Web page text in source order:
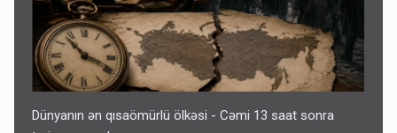
Dünyanın ən qısaömürlü ölkəsi - Cəmi 13 saat sonra